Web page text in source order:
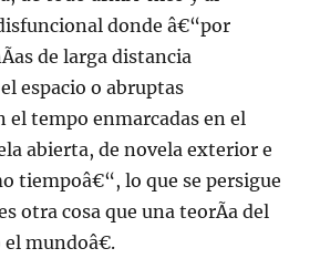
donde â€“por
de larga distancia
espacio o abruptas
el tempo enmarcadas en el
abierta, de novela exterior e
tiempoâ€“, lo que se persigue
otra cosa que una teorÃ­a del
mundoâ€.